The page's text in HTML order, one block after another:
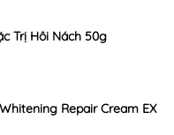
Trị Hôi Nách 50g
Repair Cream EX